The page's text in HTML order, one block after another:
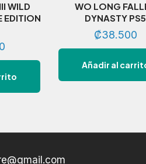
WILD
EDITION
WO LONG
DYNASTY PS5
₡38.500
Añadir al